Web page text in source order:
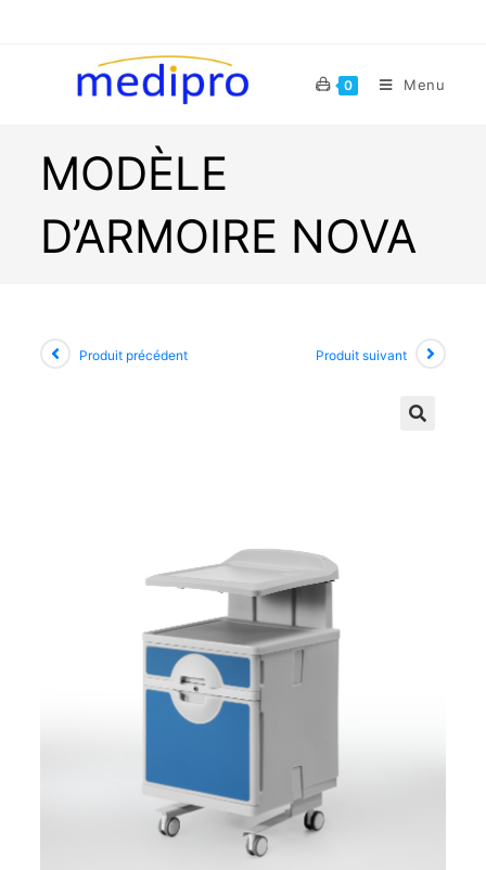
0 Menu
MODÈLE
D’ARMOIRE NOVA
Produit précédent Produit suivant